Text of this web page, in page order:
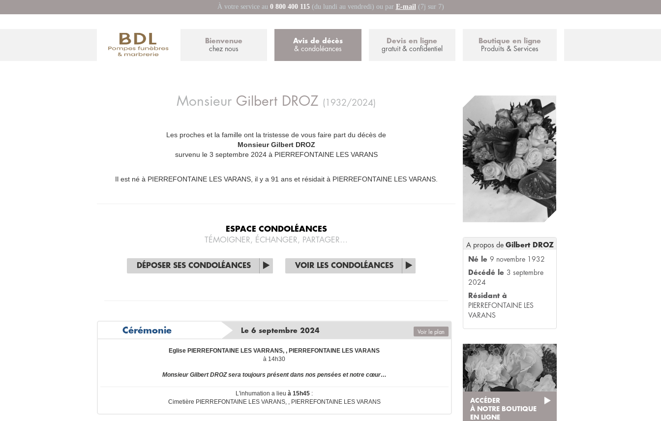
À votre service au 0 800 400 115(du lundi au vendredi) ou par E-mail(7j sur 7)
Bienvenue
chez nous
Avis de décès
& condoléances
Devis en ligne
gratuit & confidentiel
Boutique en ligne
Produits & Services
A propos de Gilbert DROZ
Né le 9 novembre 1932
Décédé le 3 septembre
2024
Résidant à
PIERREFONTAINE LES
VARANS
ACCÉDER
À NOTRE BOUTIQUE
EN LIGNE
Monsieur Gilbert DROZ (1932/2024)
Les proches et la famille ont la tristesse de vous faire part du décès de
Monsieur Gilbert DROZ
survenu le 3 septembre 2024 à PIERREFONTAINE LES VARANS
Il est né à PIERREFONTAINE LES VARANS, il y a 91 ans et résidait à PIERREFONTAINE LES VARANS.
ESPACE CONDOLÉANCES
TÉMOIGNER, ÉCHANGER, PARTAGER…
DÉPOSER SES CONDOLÉANCES VOIR LES CONDOLÉANCES
Cérémonie Le 6 septembre 2024 Voir le plan
Eglise PIERREFONTAINE LES VARRANS, , PIERREFONTAINE LES VARANS
à 14h30
Monsieur Gilbert DROZ sera toujours présent dans nos pensées et notre cœur…
L'inhumation a lieuà 15h45 :
Cimetière PIERREFONTAINE LES VARANS, , PIERREFONTAINE LES VARANS